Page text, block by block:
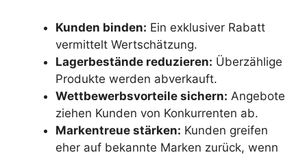
Kunden binden: Ein exklusiver Rabatt
vermittelt Wertschätzung.
Lagerbestände reduzieren: Überzählige
Produkte werden abverkauft.
Wettbewerbsvorteile sichern: Angebote
ziehen Kunden von Konkurrenten ab.
Markentreue stärken: Kunden greifen
eher auf bekannte Marken zurück, wenn